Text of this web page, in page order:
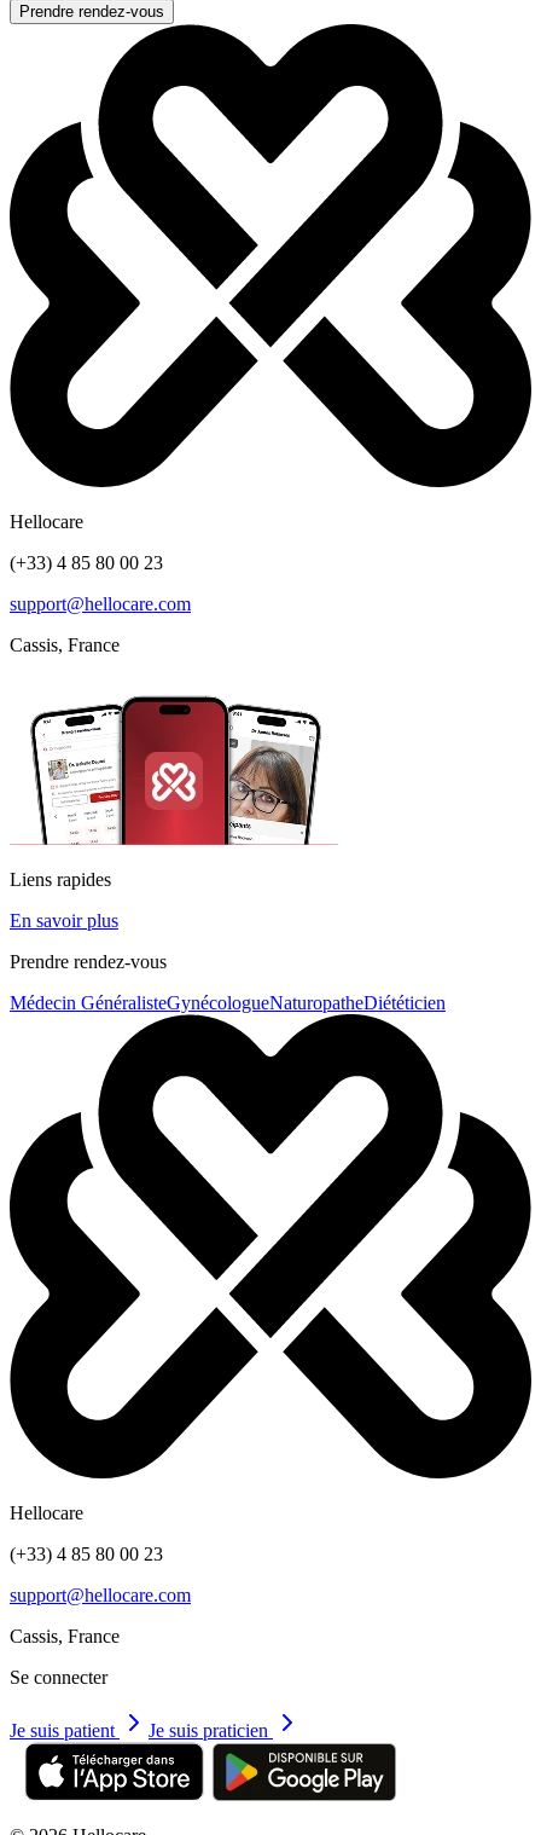
Prendre rendez-vous
Hellocare
(+33) 4 85 80 00 23
support@hellocare.com
Cassis, France
Liens rapides
En savoir plus
Prendre rendez-vous
Médecin GénéralisteGynécologueNaturopatheDiététicien
Hellocare
(+33) 4 85 80 00 23
support@hellocare.com
Cassis, France
Se connecter
Je suis patient Je suis praticien